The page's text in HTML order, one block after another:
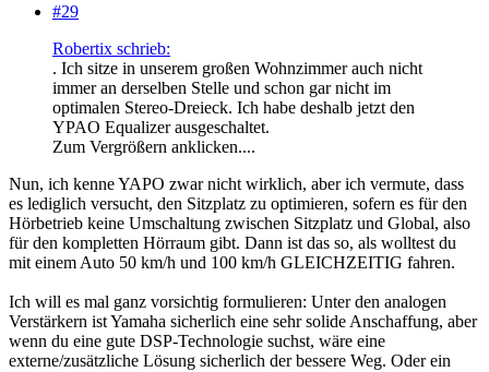
#29
Robertix schrieb:
. Ich sitze in unserem großen Wohnzimmer auch nicht
immer an derselben Stelle und schon gar nicht im
optimalen Stereo-Dreieck. Ich habe deshalb jetzt den
YPAO Equalizer ausgeschaltet.
Zum Vergrößern anklicken....
Nun, ich kenne YAPO zwar nicht wirklich, aber ich vermute, dass
es lediglich versucht, den Sitzplatz zu optimieren, sofern es für den
Hörbetrieb keine Umschaltung zwischen Sitzplatz und Global, also
für den kompletten Hörraum gibt. Dann ist das so, als wolltest du
mit einem Auto 50 km/h und 100 km/h GLEICHZEITIG fahren.
Ich will es mal ganz vorsichtig formulieren: Unter den analogen
Verstärkern ist Yamaha sicherlich eine sehr solide Anschaffung, aber
wenn du eine gute DSP-Technologie suchst, wäre eine
externe/zusätzliche Lösung sicherlich der bessere Weg. Oder ein